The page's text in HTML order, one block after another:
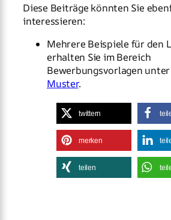
Diese Beiträge könnten Sie
interessieren:
Mehrere Beispiele für den
erhalten Sie im Bereich
Bewerbungsvorlagen unter
Muster.
twittern
merken
teilen